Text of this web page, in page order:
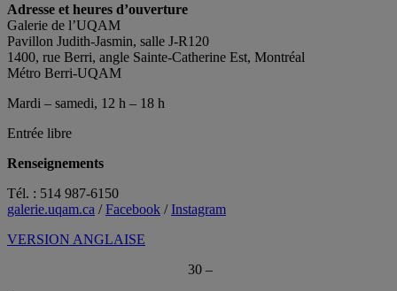
Adresse et heures d’ouverture
Galerie de l’UQAM
Pavillon Judith-Jasmin, salle J-R120
1400, rue Berri, angle Sainte-Catherine Est, Montréal
Métro Berri-UQAM
Mardi – samedi, 12 h – 18 h
Entrée libre
Renseignements
Tél. : 514 987-6150
galerie.uqam.ca /Facebook /Instagram
VERSION ANGLAISE
30 –